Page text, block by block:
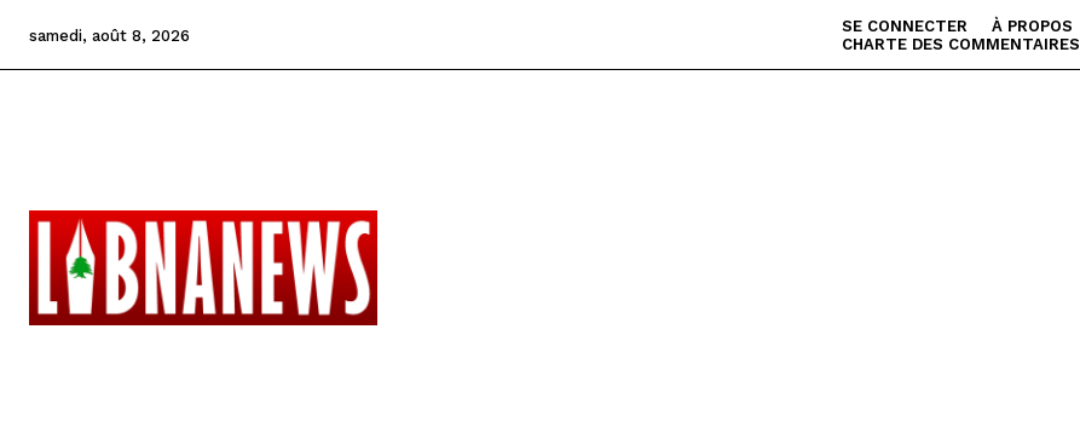
samedi, août 8, 2026 SE CONNECTER À PROPOS
CHARTE DES COMMENTAIRES